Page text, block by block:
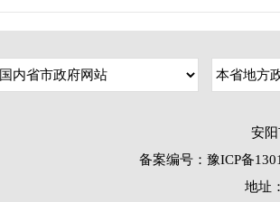
安
备案编号：豫ICP备
地址